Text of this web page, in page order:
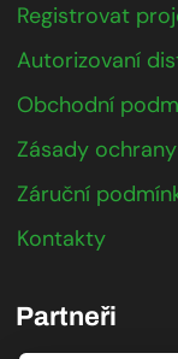
Registrovat
Autorizovaní
Obchodní
Zásady
Záruční
Kontakty
Partneři